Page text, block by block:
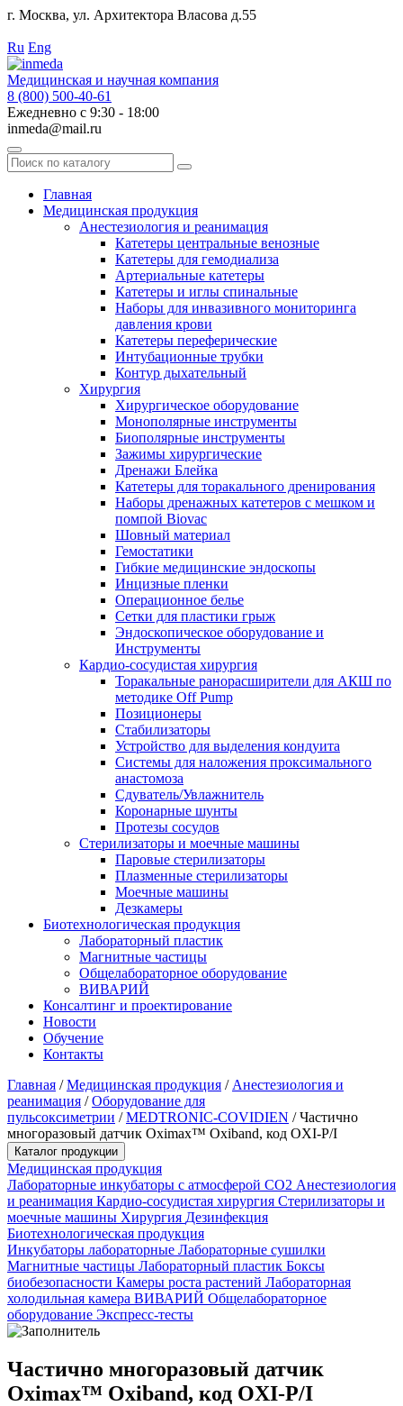
г. Москва, ул. Архитектора Власова д.55
Ru Eng
Медицинская и научная компания
8 (800) 500-40-61
Ежедневно с 9:30 - 18:00
inmeda@mail.ru
Поиск
по
каталогуГлавная
Медицинская продукция
Анестезиология и реанимация
Катетеры центральные венозные
Катетеры для гемодиализа
Артериальные катетеры
Катетеры и иглы спинальные
Наборы для инвазивного мониторинга
давления крови
Катетеры переферические
Интубационные трубки
Контур дыхательный
Хирургия
Хирургическое оборудование
Монополярные инструменты
Биополярные инструменты
Зажимы хирургические
Дренажи Блейка
Катетеры для торакального дренирования
Наборы дренажных катетеров с мешком и
помпой Biovac
Шовный материал
Гемостатики
Гибкие медицинские эндоскопы
Инцизные пленки
Операционное белье
Сетки для пластики грыж
Эндоскопическое оборудование и
Инструменты
Кардио-сосудистая хирургия
Торакальные ранорасширители для АКШ по
методике Off Pump
Позиционеры
Стабилизаторы
Устройство для выделения кондуита
Системы для наложения проксимального
анастомоза
Сдуватель/Увлажнитель
Коронарные шунты
Протезы сосудов
Стерилизаторы и моечные машины
Паровые стерилизаторы
Плазменные стерилизаторы
Моечные машины
Дезкамеры
Биотехнологическая продукция
Лабораторный пластик
Магнитные частицы
Общелабораторное оборудование
ВИВАРИЙ
Консалтинг и проектирование
Новости
Обучение
Контакты
Главная /Медицинская продукция / Анестезиология и
реанимация /Оборудование для
пульсоксиметрии /MEDTRONIC-COVIDIEN /Частично
многоразовый датчик Oximax™ Oxiband, код OXI-P/I
Каталог продукции
Медицинская продукция
Лабораторные инкубаторы с атмосферой CO2 Анестезиология
и реанимация Кардио-сосудистая хирургия Стерилизаторы и
моечные машины Хирургия Дезинфекция
Биотехнологическая продукция
Инкубаторы лабораторные Лабораторные сушилки
Магнитные частицы Лабораторный пластик Боксы
биобезопасности Камеры роста растений Лабораторная
холодильная камера ВИВАРИЙ Общелабораторное
оборудование Экспресс-тесты
Частично многоразовый датчик
Oximax™ Oxiband, код OXI-P/I